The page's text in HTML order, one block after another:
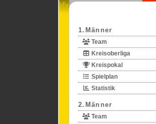
1.Männer
Team
Kreisoberliga
Kreispokal
Spielplan
Statistik
2.Männer
Team